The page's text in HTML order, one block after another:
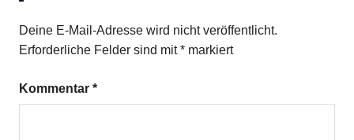
Deine E-Mail-Adresse wird nicht veröffentlicht.
Erforderliche Felder sind mit* markiert
Kommentar *